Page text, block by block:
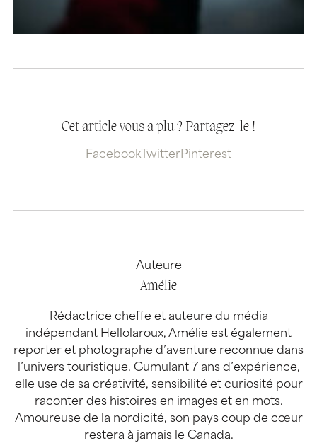
Cet article vous a plu ? Partagez-le !
Facebook TwitterPinterest
Auteure
Amélie
Rédactrice cheffe et auteure du média
indépendant Hellolaroux, Amélie est également
reporter et photographe d’aventure reconnue dans
l’univers touristique. Cumulant 7 ans d’expérience,
elle use de sa créativité, sensibilité et curiosité pour
raconter des histoires en images et en mots.
Amoureuse de la nordicité, son pays coup de cœur
restera à jamais le Canada.